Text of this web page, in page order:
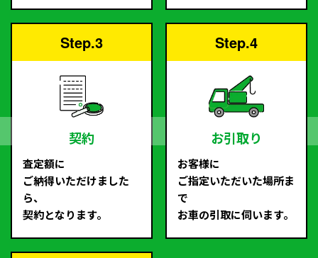
Step.3
契約
査定額に
ご納得いただけました
ら、
契約となります。
Step.4
お引取り
お客様に
ご指定いただいた場所ま
で
お車の引取に伺います。